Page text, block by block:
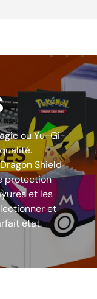
ou Yu-Gi-
Shield
protection
et les
et
état.